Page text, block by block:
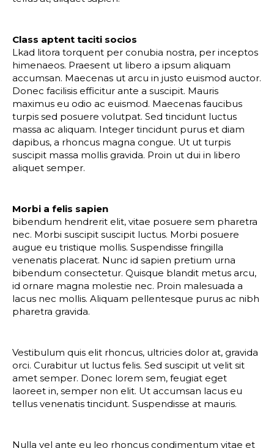
Class aptent taciti socios
Lkad litora torquent per conubia nostra, per inceptos
himenaeos. Praesent ut libero a ipsum aliquam
accumsan. Maecenas ut arcu in justo euismod auctor.
Donec facilisis efficitur ante a suscipit. Mauris
maximus eu odio ac euismod. Maecenas faucibus
turpis sed posuere volutpat. Sed tincidunt luctus
massa ac aliquam. Integer tincidunt purus et diam
dapibus, a rhoncus magna congue. Ut ut turpis
suscipit massa mollis gravida. Proin ut dui in libero
aliquet semper.
Morbi a felis sapien
bibendum hendrerit elit, vitae posuere sem pharetra
nec. Morbi suscipit suscipit luctus. Morbi posuere
augue eu tristique mollis. Suspendisse fringilla
venenatis placerat. Nunc id sapien pretium urna
bibendum consectetur. Quisque blandit metus arcu,
id ornare magna molestie nec. Proin malesuada a
lacus nec mollis. Aliquam pellentesque purus ac nibh
pharetra gravida.
Vestibulum quis elit rhoncus, ultricies dolor at, gravida
orci. Curabitur ut luctus felis. Sed suscipit ut velit sit
amet semper. Donec lorem sem, feugiat eget
laoreet in, semper non elit. Ut accumsan lacus eu
tellus venenatis tincidunt. Suspendisse at mauris.
Nulla vel ante eu leo rhoncus condimentum vitae et